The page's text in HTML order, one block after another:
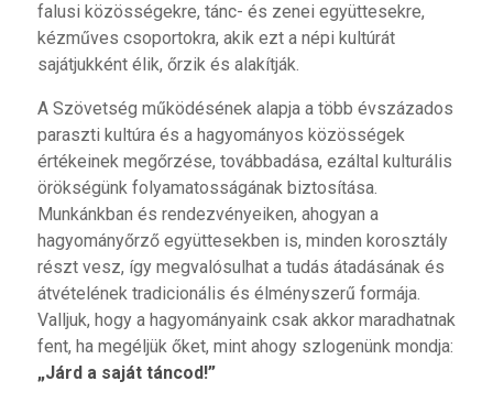
falusi közösségekre, tánc- és zenei együttesekre,
kézműves csoportokra, akik ezt a népi kultúrát
sajátjukként élik, őrzik és alakítják.
A Szövetség működésének alapja a több évszázados
paraszti kultúra és a hagyományos közösségek
értékeinek megőrzése, továbbadása, ezáltal kulturális
örökségünk folyamatosságának biztosítása.
Munkánkban és rendezvényeiken, ahogyan a
hagyományőrző együttesekben is, minden korosztály
részt vesz, így megvalósulhat a tudás átadásának és
átvételének tradicionális és élményszerű formája.
Valljuk, hogy a hagyományaink csak akkor maradhatnak
fent, ha megéljük őket, mint ahogy szlogenünk mondja:
„Járd a saját táncod!”